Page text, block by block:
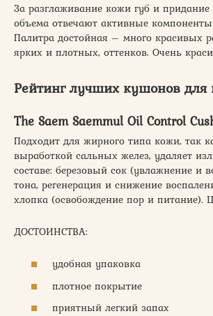
За разглаживание кожи губ и
объема отвечают активные компоненты
Палитра достойная – много красивых
ярких и плотных, оттенков. Очень
Рейтинг лучших кушонов для
The Saem Saemmul Oil Control
Подходит для жирного типа кожи, так
выработкой сальных желез, удаляет
составе: березовый сок (увлажнение и
тона, регенерация и снижение
хлопка (освобождение пор и питание).
ДОСТОИНСТВА:
удобная упаковка
плотное покрытие
приятный легкий запах